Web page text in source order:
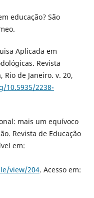
educação? São
Aplicada em
Revista
Rio de Janeiro. v. 20,
10.5935/2238-
mais um equívoco
Revista de Educação
em:
view/204. Acesso em: